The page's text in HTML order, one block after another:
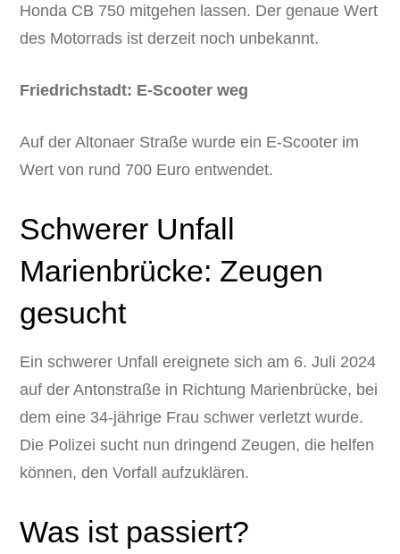
Honda CB 750 mitgehen lassen. Der genaue Wert
des Motorrads ist derzeit noch unbekannt.
Friedrichstadt: E-Scooter weg
Auf der Altonaer Straße wurde ein E-Scooter im
Wert von rund 700 Euro entwendet.
Schwerer Unfall
Marienbrücke: Zeugen
gesucht
Ein schwerer Unfall ereignete sich am 6. Juli 2024
auf der Antonstraße in Richtung Marienbrücke, bei
dem eine 34-jährige Frau schwer verletzt wurde.
Die Polizei sucht nun dringend Zeugen, die helfen
können, den Vorfall aufzuklären.
Was ist passiert?